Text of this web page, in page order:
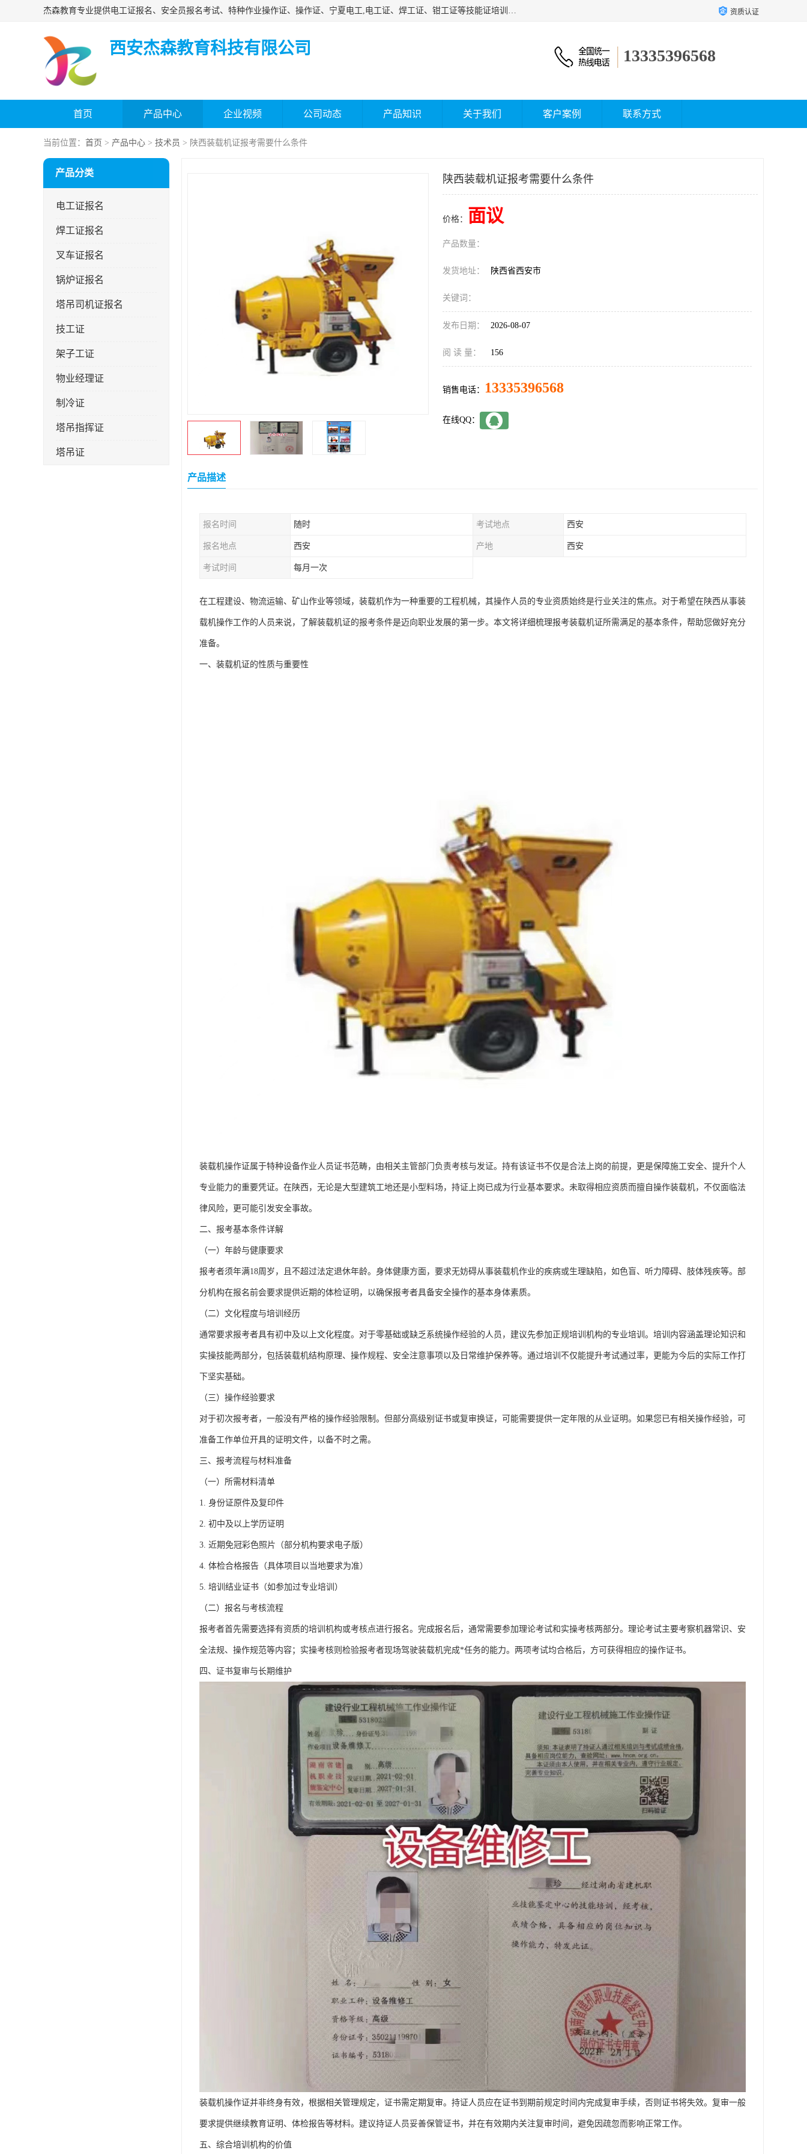
杰森教育专业提供电工证报名、安全员报名考试、特种作业操作证、操作证、宁夏电工,电工证、焊工证、钳工证等技能证培训课程。 资质认证
西安杰森教育科技有限公司 13335396568
首页 产品中心 企业视频 公司动态 产品知识 关于我们 客户案例 联系方式
当前位置： 首页 > 产品中心 > 技术员 > 陕西装载机证报考需要什么条件
产品分类
电工证报名
焊工证报名
叉车证报名
锅炉证报名
塔吊司机证报名
技工证
架子工证
物业经理证
制冷证
塔吊指挥证
塔吊证
陕西装载机证报考需要什么条件
价格： 面议
产品数量：
发货地址： 陕西省西安市
关键词：
发布日期： 2026-08-07
阅 读 量： 156
销售电话： 13335396568
在线QQ：
产品描述
报名时间 随时 考试地点 西安
报名地点 西安 产地 西安
考试时间 每月一次
在工程建设、物流运输、矿山作业等领域，装载机作为一种重要的工程机械，其操作人员的专业资质始终是行业关注的焦点。对于希望在陕西从事装
载机操作工作的人员来说，了解装载机证的报考条件是迈向职业发展的第一步。本文将详细梳理报考装载机证所需满足的基本条件，帮助您做好充分
准备。
一、装载机证的性质与重要性
装载机操作证属于特种设备作业人员证书范畴，由相关主管部门负责考核与发证。持有该证书不仅是合法上岗的前提，更是保障施工安全、提升个人
专业能力的重要凭证。在陕西，无论是大型建筑工地还是小型料场，持证上岗已成为行业基本要求。未取得相应资质而擅自操作装载机，不仅面临法
律风险，更可能引发安全事故。
二、报考基本条件详解
（一）年龄与健康要求
报考者须年满18周岁，且不超过法定退休年龄。身体健康方面，要求无妨碍从事装载机作业的疾病或生理缺陷，如色盲、听力障碍、肢体残疾等。部
分机构在报名前会要求提供近期的体检证明，以确保报考者具备安全操作的基本身体素质。
（二）文化程度与培训经历
通常要求报考者具有初中及以上文化程度。对于零基础或缺乏系统操作经验的人员，建议先参加正规培训机构的专业培训。培训内容涵盖理论知识和
实操技能两部分，包括装载机结构原理、操作规程、安全注意事项以及日常维护保养等。通过培训不仅能提升考试通过率，更能为今后的实际工作打
下坚实基础。
（三）操作经验要求
对于初次报考者，一般没有严格的操作经验限制。但部分高级别证书或复审换证，可能需要提供一定年限的从业证明。如果您已有相关操作经验，可
准备工作单位开具的证明文件，以备不时之需。
三、报考流程与材料准备
（一）所需材料清单
1. 身份证原件及复印件
2. 初中及以上学历证明
3. 近期免冠彩色照片（部分机构要求电子版）
4. 体检合格报告（具体项目以当地要求为准）
5. 培训结业证书（如参加过专业培训）
（二）报名与考核流程
报考者首先需要选择有资质的培训机构或考核点进行报名。完成报名后，通常需要参加理论考试和实操考核两部分。理论考试主要考察机器常识、安
全法规、操作规范等内容；实操考核则检验报考者现场驾驶装载机完成*任务的能力。两项考试均合格后，方可获得相应的操作证书。
四、证书复审与长期维护
装载机操作证并非终身有效，根据相关管理规定，证书需定期复审。持证人员应在证书到期前规定时间内完成复审手续，否则证书将失效。复审一般
要求提供继续教育证明、体检报告等材料。建议持证人员妥善保管证书，并在有效期内关注复审时间，避免因疏忽而影响正常工作。
五、综合培训机构的价值